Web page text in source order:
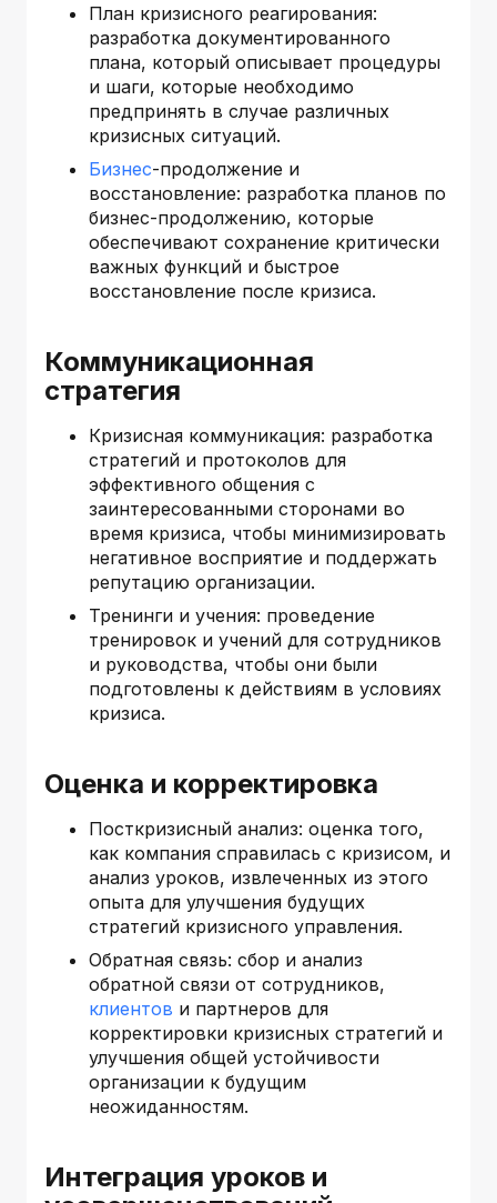
План кризисного реагирования:
разработка документированного
плана, который описывает процедуры
и шаги, которые необходимо
предпринять в случае различных
кризисных ситуаций.
Бизнес-продолжение и
восстановление: разработка планов по
бизнес-продолжению, которые
обеспечивают сохранение критически
важных функций и быстрое
восстановление после кризиса.
Коммуникационная
стратегия
Кризисная коммуникация: разработка
стратегий и протоколов для
эффективного общения с
заинтересованными сторонами во
время кризиса, чтобы минимизировать
негативное восприятие и поддержать
репутацию организации.
Тренинги и учения: проведение
тренировок и учений для сотрудников
и руководства, чтобы они были
подготовлены к действиям в условиях
кризиса.
Оценка и корректировка
Посткризисный анализ: оценка того,
как компания справилась с кризисом, и
анализ уроков, извлеченных из этого
опыта для улучшения будущих
стратегий кризисного управления.
Обратная связь: сбор и анализ
обратной связи от сотрудников,
клиентов и партнеров для
корректировки кризисных стратегий и
улучшения общей устойчивости
организации к будущим
неожиданностям.
Интеграция уроков и